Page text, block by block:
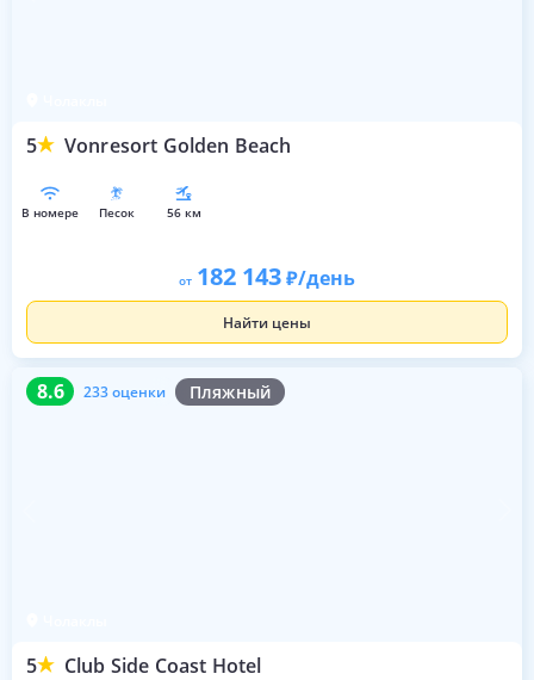
5 Vonresort Golden Beach
в номере песок 56 км
от 182 143 /день
Найти цены
8.6 233 оценки Пляжный
5 Club Side Coast Hotel
8.6 233 оценки